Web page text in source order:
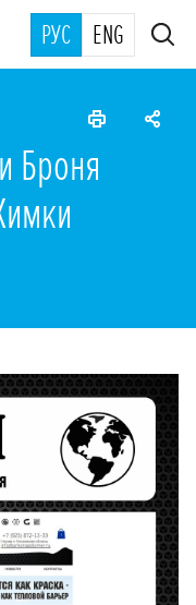
РУС ENG
Броня